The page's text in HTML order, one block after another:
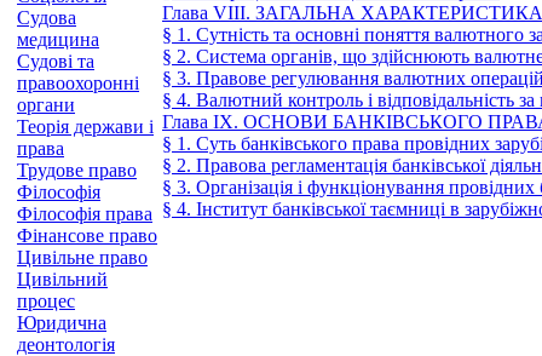
Судова
медицина
Судові та
правоохоронні
органи
Теорія держави і
права
Трудове право
Філософія
Філософія права
Фінансове право
Цивільне право
Цивільний
процес
Юридична
деонтологія
Глава VIII. ЗАГАЛЬНА
§ 1. Сутність та основні поняття валютного
§ 2. Система органів, що здійснюють
§ 3. Правове регулювання валютних
§ 4. Валютний контроль і відповідальність
Глава IX. ОСНОВИ БАНКІВСЬКОГО
§ 1. Суть банківського права провідних
§ 2. Правова регламентація банківської
§ 3. Організація і функціонування
§ 4. Інститут банківської таємниці в